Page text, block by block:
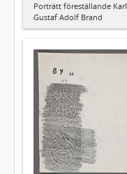
Porträtt föreställande Karl
Gustaf Adolf Brand